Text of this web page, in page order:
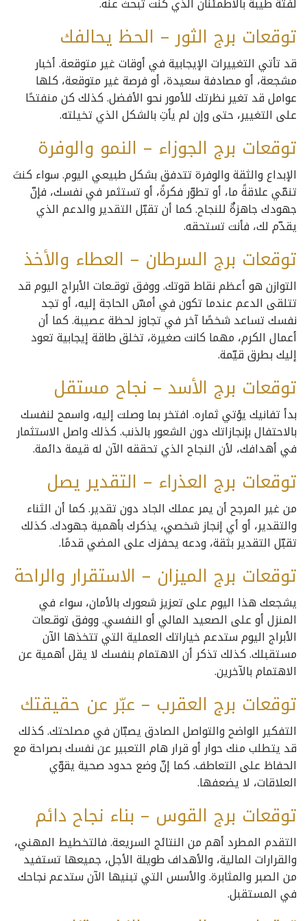
توقعات برج الثور – الحظ يحالفك
قد تأتي التغييرات الإيجابية في أوقات غير متوقعة. أخبار
مشجعة، أو مصادفة سعيدة، أو فرصة غير متوقعة، كلها
عوامل قد تغير نظرتك للأمور نحو الأفضل. كذلك كن منفتحًا
على التغيير، حتى وإن لم يأتِ بالشكل الذي تخيلته.
توقعات برج الجوزاء – النمو والوفرة
الإبداع والثقة والوفرة تتدفق بشكل طبيعي اليوم. سواء كنتَ
تنمّي علاقةً ما، أو تطوّر فكرةً، أو تستثمر في نفسك، فإنّ
جهودك جاهزةٌ للنجاح. كما أن تقبّل التقدير والدعم الذي
يقدّم لك، فأنت تستحقه.
توقعات برج السرطان – العطاء والأخذ
التوازن هو أعظم نقاط قوتك. ووفق توقـعات الأبراج اليوم قد
تتلقى الدعم عندما تكون في أمسّ الحاجة إليه، أو تجد
نفسك تساعد شخصًا آخر في تجاوز لحظة عصيبة. كما أن
أعمال الكرم، مهما كانت صغيرة، تخلق طاقة إيجابية تعود
إليك بطرق قيّمة.
توقعات برج الأسد – نجاح مستقل
بدأ تفانيك يؤتي ثماره. افتخر بما وصلت إليه، واسمح لنفسك
بالاحتفال بإنجازاتك دون الشعور بالذنب. كذلك واصل الاستثمار
في أهدافك، لأن النجاح الذي تحققه الآن له قيمة دائمة.
توقعات برج العذراء – التقدير يصل
من غير المرجح أن يمر عملك الجاد دون تقدير. كما أن الثناء
والتقدير، أو أي إنجاز شخصي، يذكرك بأهمية جهودك. كذلك
تقبّل التقدير بثقة، ودعه يحفزك على المضي قدمًا.
توقعات برج الميزان – الاستقرار والراحة
يشجعك هذا اليوم على تعزيز شعورك بالأمان، سواء في
المنزل أو على الصعيد المالي أو النفسي. ووفق توقـعات
الأبراج اليوم ستدعم خياراتك العملية التي تتخذها الآن
مستقبلك. كذلك تذكر أن الاهتمام بنفسك لا يقل أهمية عن
الاهتمام بالآخرين.
توقعات برج العقرب – عبّر عن حقيقتك
التفكير الواضح والتواصل الصادق يصبّان في مصلحتك. كذلك
قد يتطلب منك حوار أو قرار هام التعبير عن نفسك بصراحة مع
الحفاظ على التعاطف. كما إنّ وضع حدود صحية يقوّي
العلاقات، لا يضعفها.
توقعات برج القوس – بناء نجاح دائم
التقدم المطرد أهم من النتائج السريعة. فالتخطيط المهني،
والقرارات المالية، والأهداف طويلة الأجل، جميعها تستفيد
من الصبر والمثابرة. والأسس التي تبنيها الآن ستدعم نجاحك
في المستقبل.